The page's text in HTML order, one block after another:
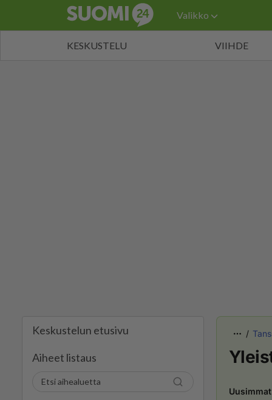
Valikko
KESKUSTELU VIIHDE
Keskustelun etusivu
Aiheet listaus